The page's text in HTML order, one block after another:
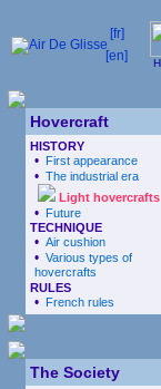
Hovercraft
HISTORY
• First appearance
• The industrial era
Light hovercrafts
• Future
TECHNIQUE
• Air cushion
• Various types of
hovercrafts
RULES
• French rules
The Society